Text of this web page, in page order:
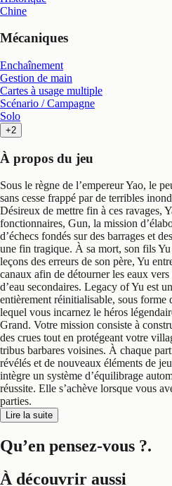
Chine
Mécaniques
Enchaînement
Gestion de main
Cartes à usage multiple
Scénario / Campagne
Solo
+2
À propos du jeu
Sous le règne de l’empereur Yao, le
sans cesse frappé par de terribles
Désireux de mettre fin à ces ravages,
fonctionnaires, Gun, la mission
d’échecs fondés sur des barrages et
une fin tragique. À sa mort, son fils
leçons des erreurs de son père, Yu
canaux afin de détourner les eaux
d’eau secondaires. Legacy of Yu est
entièrement réinitialisable, sous forme
lequel vous incarnez le héros
Grand. Votre mission consiste à
des crues tout en protégeant votre
tribus barbares voisines. À chaque
révélés et de nouveaux éléments de
intègre un système d’équilibrage
réussite. Elle s’achève lorsque vous
parties.
Lire la suite
Qu’en pensez-vous ?.
À découvrir aussi